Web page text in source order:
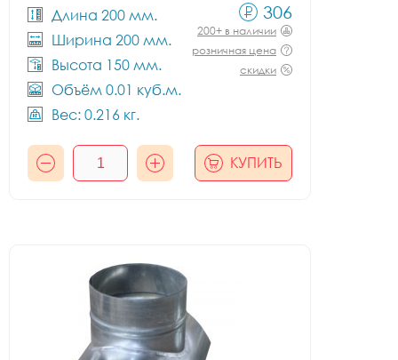
Длина 200 мм.
Ширина 200 мм.
Высота 150 мм.
Объём 0.01 куб.м.
Вес: 0.216 кг.
306
200+ в наличии
розничная цена
скидки
КУПИТЬ